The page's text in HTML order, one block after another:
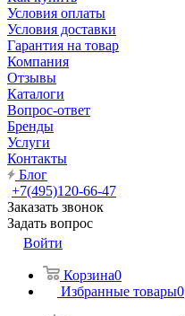
Условия оплаты
Условия доставки
Гарантия на товар
Компания
Отзывы
Каталоги
Вопрос-ответ
Бренды
Услуги
Контакты
Блог
+7(495)120-66-47
Заказать звонок
Задать вопрос
Войти
Корзина0
Избранные товары0